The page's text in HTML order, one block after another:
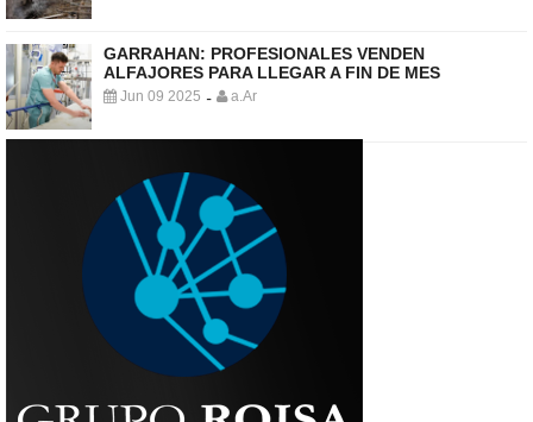
GARRAHAN: PROFESIONALES VENDEN
ALFAJORES PARA LLEGAR A FIN DE MES
Jun 09 2025 - a.Ar